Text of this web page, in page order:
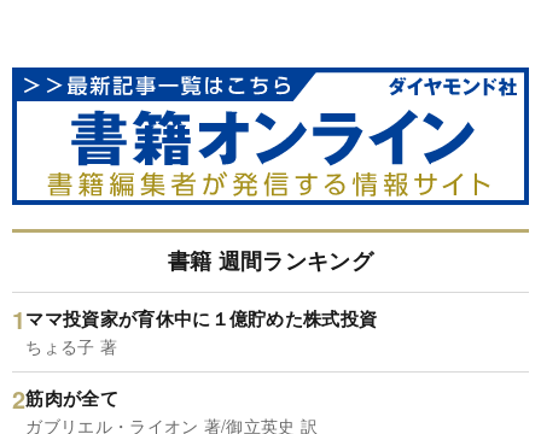
書籍 週間ランキング
ママ投資家が育休中に１億貯めた株式投資
ちょる子 著
筋肉が全て
ガブリエル・ライオン 著/御立英史 訳